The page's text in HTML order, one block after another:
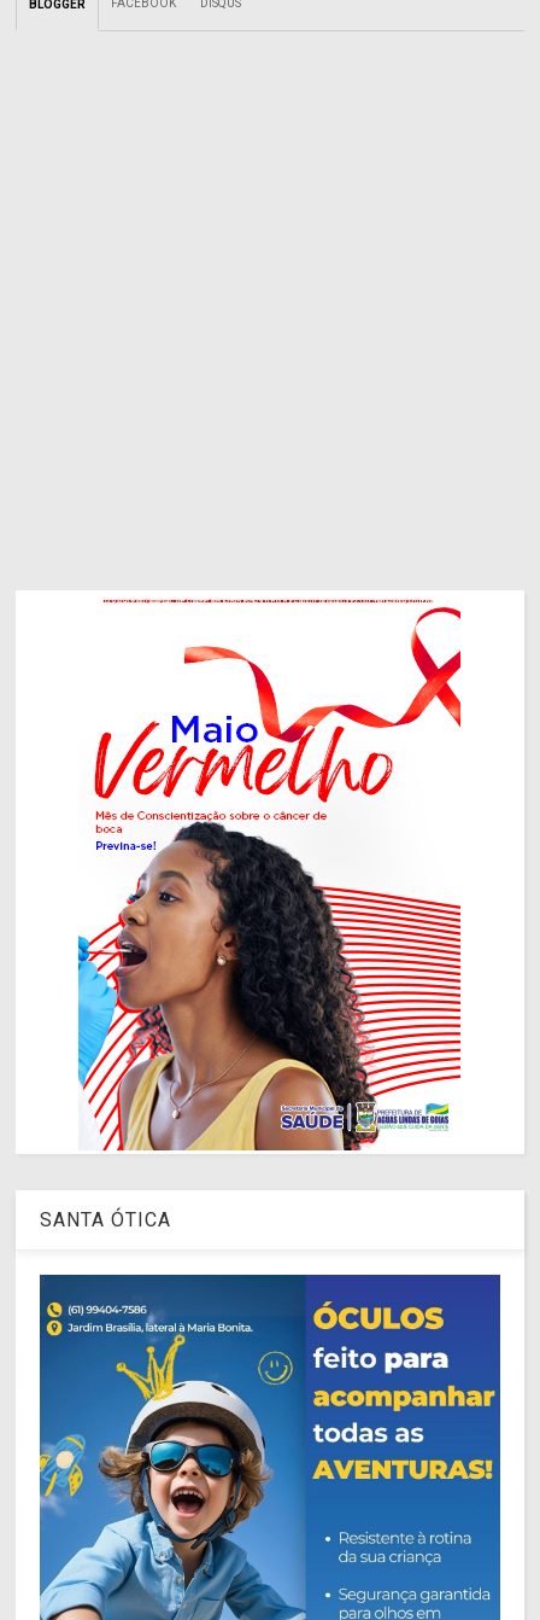
BLOGGER FACEBOOK DISQUS
SANTA ÓTICA